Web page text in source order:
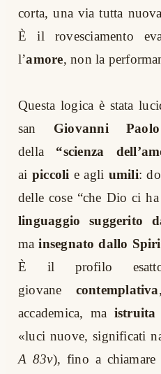
corta, una via tutta
È il rovesciamento
l’amore, non la
Questa logica è stata
san
Giovanni
della
“scienza
ai piccoli e agli umili:
delle cose “che Dio ci
linguaggio suggerito
ma insegnato dallo
È il profilo
giovane
contemplativa
accademica, ma istruita
«luci nuove, significati
A 83v), fino a chiamare